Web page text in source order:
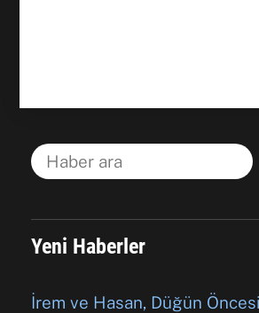
Yeni Haberler
İrem ve Hasan, Düğün